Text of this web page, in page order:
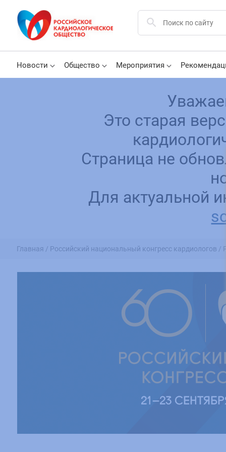
Новости Общество Мероприятия
Это старая
Страница не
Для актуальной
Главная / Российский национальный конгресс кардиологов /